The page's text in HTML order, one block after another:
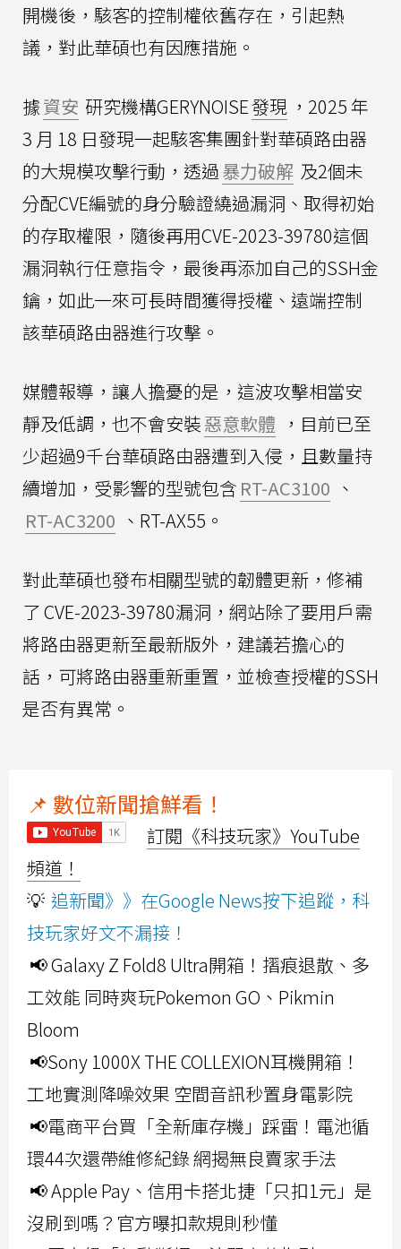
開機後，駭客的控制權依舊存在，引起熱
議，對此華碩也有因應措施。
據資安 研究機構GERYNOISE發現 ，2025 年
3 月 18 日發現一起駭客集團針對華碩路由器
的大規模攻擊行動，透過暴力破解 及2個未
分配CVE編號的身分驗證繞過漏洞、取得初始
的存取權限，隨後再用CVE-2023-39780這個
漏洞執行任意指令，最後再添加自己的SSH金
鑰，如此一來可長時間獲得授權、遠端控制
該華碩路由器進行攻擊。
媒體報導，讓人擔憂的是，這波攻擊相當安
靜及低調，也不會安裝惡意軟體 ，目前已至
少超過9千台華碩路由器遭到入侵，且數量持
續增加，受影響的型號包含 RT-AC3100 、
RT-AC3200 、RT-AX55。
對此華碩也發布相關型號的韌體更新，修補
了 CVE-2023-39780漏洞，網站除了要用戶需
將路由器更新至最新版外，建議若擔心的
話，可將路由器重新重置，並檢查授權的SSH
是否有異常。
📌 數位新聞搶鮮看！
訂閱《科技玩家》YouTube
頻道！
💡 追新聞》》在Google News按下追蹤，科
技玩家好文不漏接！
📢 Galaxy Z Fold8 Ultra開箱！摺痕退散、多
工效能 同時爽玩Pokemon GO、Pikmin
Bloom
📢Sony 1000X THE COLLEXION耳機開箱！
工地實測降噪效果 空間音訊秒置身電影院
📢電商平台買「全新庫存機」踩雷！電池循
環44次還帶維修紀錄 網揭無良賣家手法
📢 Apple Pay、信用卡搭北捷「只扣1元」是
沒刷到嗎？官方曝扣款規則秒懂